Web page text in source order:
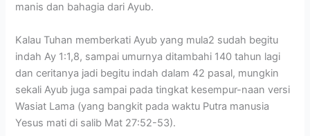
manis dan bahagia dari Ayub.
Kalau Tuhan memberkati Ayub yang mula2 sudah begitu
indah Ay 1:1,8, sampai umurnya ditambahi 140 tahun lagi
dan ceritanya jadi begitu indah dalam 42 pasal, mungkin
sekali Ayub juga sampai pada tingkat kesempur-naan versi
Wasiat Lama (yang bangkit pada waktu Putra manusia
Yesus mati di salib Mat 27:52-53).